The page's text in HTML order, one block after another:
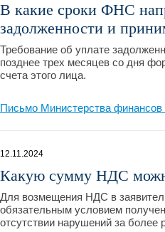
В какие сроки ФНС
задолженности и
Требование об уплате
позднее трех месяцев со дня
счета этого лица.
Письмо Министерства
12.11.2024
Какую сумму НДС
Для возмещения НДС в
обязательным условием
отсутствии нарушений за более